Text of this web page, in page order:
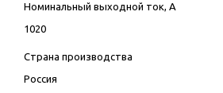
Номинальный выходной ток, А
1020
Страна производства
Россия